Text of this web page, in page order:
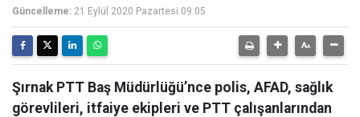
Güncelleme: 21 Eylül 2020 Pazartesi 09:05
Şırnak PTT Baş Müdürlüğü’nce polis, AFAD, sağlık
görevlileri, itfaiye ekipleri ve PTT çalışanlarından